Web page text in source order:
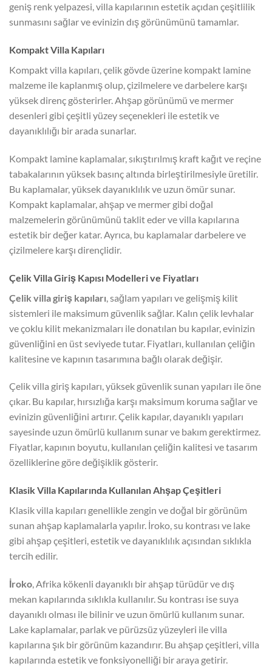
geniş renk yelpazesi, villa kapılarının estetik açıdan çeşitlilik
sunmasını sağlar ve evinizin dış görünümünü tamamlar.
Kompakt Villa Kapıları
Kompakt villa kapıları, çelik gövde üzerine kompakt lamine
malzeme ile kaplanmış olup, çizilmelere ve darbelere karşı
yüksek direnç gösterirler. Ahşap görünümü ve mermer
desenleri gibi çeşitli yüzey seçenekleri ile estetik ve
dayanıklılığı bir arada sunarlar.
Kompakt lamine kaplamalar, sıkıştırılmış kraft kağıt ve reçine
tabakalarının yüksek basınç altında birleştirilmesiyle üretilir.
Bu kaplamalar, yüksek dayanıklılık ve uzun ömür sunar.
Kompakt kaplamalar, ahşap ve mermer gibi doğal
malzemelerin görünümünü taklit eder ve villa kapılarına
estetik bir değer katar. Ayrıca, bu kaplamalar darbelere ve
çizilmelere karşı dirençlidir.
Çelik Villa Giriş Kapısı Modelleri ve Fiyatları
Çelik villa giriş kapıları , sağlam yapıları ve gelişmiş kilit
sistemleri ile maksimum güvenlik sağlar. Kalın çelik levhalar
ve çoklu kilit mekanizmaları ile donatılan bu kapılar, evinizin
güvenliğini en üst seviyede tutar. Fiyatları, kullanılan çeliğin
kalitesine ve kapının tasarımına bağlı olarak değişir.
Çelik villa giriş kapıları, yüksek güvenlik sunan yapıları ile öne
çıkar. Bu kapılar, hırsızlığa karşı maksimum koruma sağlar ve
evinizin güvenliğini artırır. Çelik kapılar, dayanıklı yapıları
sayesinde uzun ömürlü kullanım sunar ve bakım gerektirmez.
Fiyatlar, kapının boyutu, kullanılan çeliğin kalitesi ve tasarım
özelliklerine göre değişiklik gösterir.
Klasik Villa Kapılarında Kullanılan Ahşap Çeşitleri
Klasik villa kapıları genellikle zengin ve doğal bir görünüm
sunan ahşap kaplamalarla yapılır. İroko, su kontrası ve lake
gibi ahşap çeşitleri, estetik ve dayanıklılık açısından sıklıkla
tercih edilir.
İroko, Afrika kökenli dayanıklı bir ahşap türüdür ve dış
mekan kapılarında sıklıkla kullanılır. Su kontrası ise suya
dayanıklı olması ile bilinir ve uzun ömürlü kullanım sunar.
Lake kaplamalar, parlak ve pürüzsüz yüzeyleri ile villa
kapılarına şık bir görünüm kazandırır. Bu ahşap çeşitleri, villa
kapılarında estetik ve fonksiyonelliği bir araya getirir.